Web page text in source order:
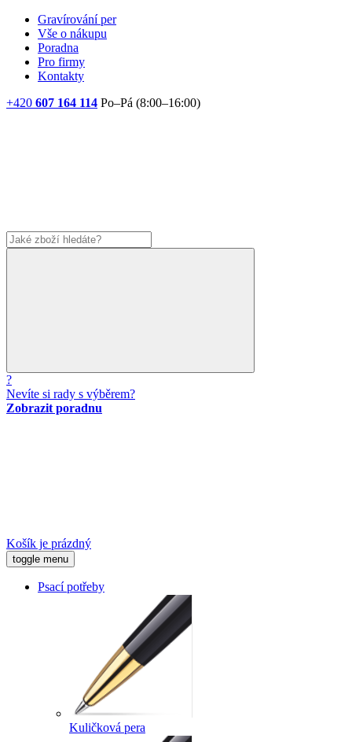
Gravírování per
Vše o nákupu
Poradna
Pro firmy
Kontakty
+420 607 164 114 Po–Pá (8:00–16:00)
?
Nevíte si rady s výběrem?
Zobrazit poradnu
Košík je prázdný
toggle menu
Psací potřeby
Kuličková pera